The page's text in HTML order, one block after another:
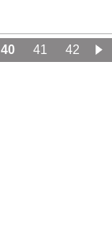
40 41 42